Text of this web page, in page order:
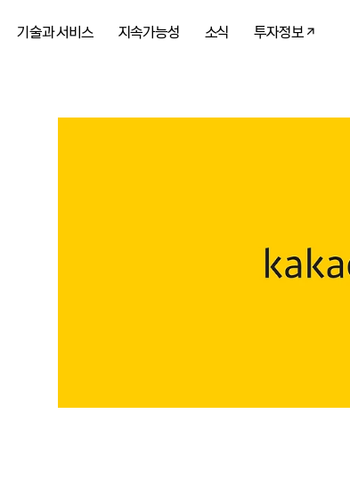
기술과 서비스 지속가능성 소식 투자정보